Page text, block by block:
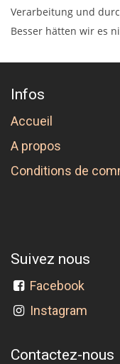
Verarbeitung und
Besser hätten wir es
Infos
Accueil
A propos
Conditions de
Suivez nous
Facebook
Instagram
Contactez-nous